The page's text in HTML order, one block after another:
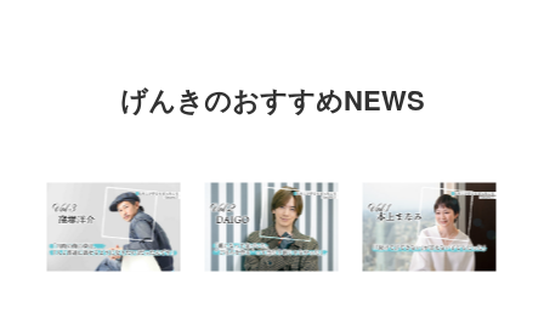
げんきのおすすめNEWS